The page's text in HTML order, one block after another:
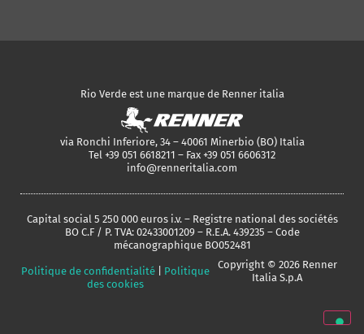
Rio Verde est une marque de Renner italia
via Ronchi Inferiore, 34 – 40061 Minerbio (BO) Italia
Tel +39 051 6618211 – Fax +39 051 6606312
info@renneritalia.com
Capital social 5 250 000 euros i.v. – Registre national des sociétés
BO C.F / P. TVA: 02433001209 – R.E.A. 439235 – Code
mécanographique BO052481
Politique de confidentialité
Politique
des cookies
Copyright © 2026 Renner
Italia S.p.A